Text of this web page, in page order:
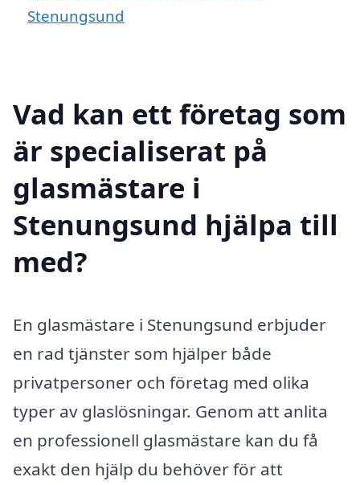
Stenungsund
Vad kan ett företag som
är specialiserat på
glasmästare i
Stenungsund hjälpa till
med?
En glasmästare i Stenungsund erbjuder
en rad tjänster som hjälper både
privatpersoner och företag med olika
typer av glaslösningar. Genom att anlita
en professionell glasmästare kan du få
exakt den hjälp du behöver för att